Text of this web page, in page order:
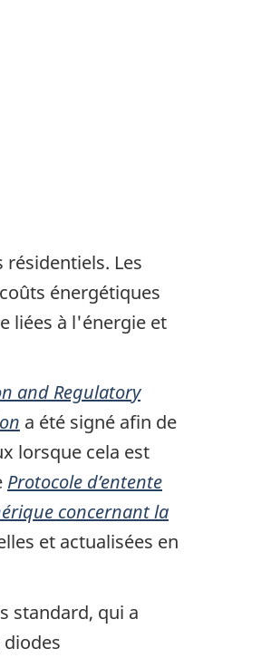
Les
énergétiques
liées à l'énergie et
and Regulatory
a été signé afin de
lorsque cela est
Protocole d’entente
concernant la
et actualisées en
standard, qui a